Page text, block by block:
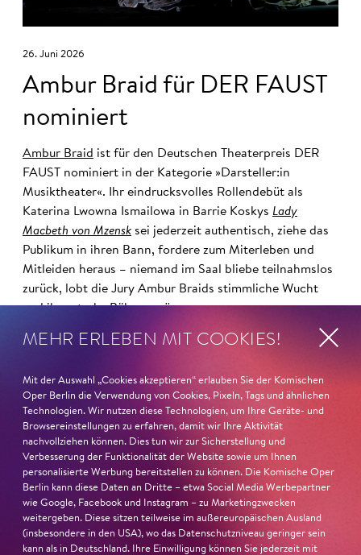
26. Juni 2026
Ambur Braid für DER FAUST
nominiert
Ambur Braid ist für den Deutschen Theaterpreis DER
FAUST nominiert in der Kategorie »Darsteller:in
Musiktheater«. Ihr eindrucksvolles Rollendebüt als
Katerina Lwowna Ismailowa in Barrie Koskys Lady
Macbeth von Mzensk sei jederzeit authentisch, ziehe das
Publikum in ihren Bann, fordere zum Miterleben und
Mitleiden heraus – niemand im Saal bliebe teilnahmslos
zurück, lobt die Jury Ambur Braids stimmliche Wucht
und ihre starke Bühnenpräsenz:
»In dem überwältigenden Farbenreichtum ihres Spiels
wie die verzweifelte Einsamkeit ihrer Figur.« Jury-
Begründung
MEHR ERLEBEN MIT COOKIES!
Mit der Auswahl „Cookies akzeptieren“ erlauben Sie der Komischen
Oper Berlin die Verwendung von Cookies, Pixeln, Tags und ähnlichen
Technologien. Wir nutzen diese Technologien, um Ihre Geräte- und
Browsereinstellungen zu erfahren, damit wir Ihre Aktivität
nachvollziehen können. Dies tun wir zur Sicherstellung und
Verbesserung der Funktionalität der Website sowie um Ihnen
personalisierte Werbung bereitstellen zu können. Die Komische Oper
Berlin kann diese Daten an Dritte – etwa Social Media Werbepartner
wie Google, Facebook und Instagram – zu Marketingzwecken
weitergeben. Diese sitzen teilweise im außereuropäischen Ausland
(insbesondere in den USA), wo das Datenschutzniveau geringer sein
kann als in Deutschland. Ihre Einwilligung können Sie jederzeit mit